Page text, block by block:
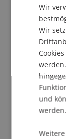
Regisseurin.
Für die
"iOPAL",
Hespos.
Bastille in
der
von Enno
eigenem
"OHNE
Wir
Wir
und
werden.